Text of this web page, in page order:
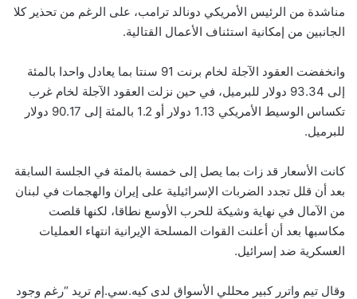
مناشدة من الرئيس الأمريكي دونالد ترامب، على الرغم من تحذير كلا
الجانبين من إمكانية استئناف الأعمال القتالية.
وانخفضت العقود الآجلة لخام برنت 91 سنتا بما يعادل واحدا بالمئة
إلى 93.34 دولار للبرميل، في حين نزلت العقود الآجلة لخام غرب
تكساس الوسيط الأمريكي 1.13 دولار أو 1.2 بالمئة إلى 90.17 دولار
للبرميل.
كانت الأسعار قد زات بما يصل إلى خمسة بالمئة في الجلسة السابقة
بعد أن قلل تجدد الضربات الإسرائيلية على إيران والهجمات في لبنان
من الآمال في نهاية وشيكة للحرب الأوسع نطاقا، لكنها قلصت
مكاسبها بعد أن أعلنت القوات المسلحة الإيرانية انتهاء العمليات
العسكرية ضد إسرائيل.
وقال تيم واترر كبير محللي الأسواق لدى كيه.سي.إم تريد “رغم وجود